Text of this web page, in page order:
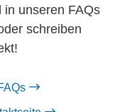
in unseren FAQs
schreiben